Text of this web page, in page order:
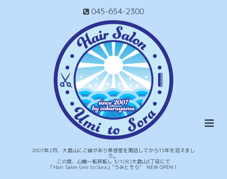
045-654-2300
2007年2月、大倉山にご縁があり美容室を開店してから15年を迎えまし
た。
この度、心機一転移転し 3/1(火)大倉山3丁目にて
「Hair Salon Umi to Sora」“うみとそら” NEW OPEN！